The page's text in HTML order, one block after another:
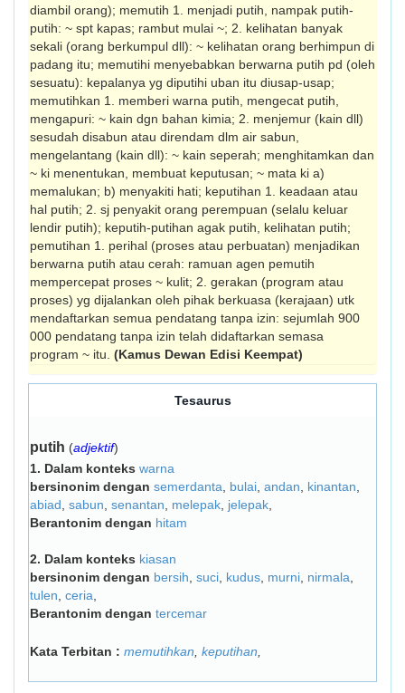
diambil orang); memutih 1. menjadi putih, nampak putih­
putih: ~ spt kapas; rambut mulai ~; 2. kelihatan banyak
sekali (orang berkumpul dll): ~ kelihatan orang berhimpun di
padang itu; memutihi menyebabkan berwarna putih pd (oleh
sesuatu): kepalanya yg diputihi uban itu diusap-usap;
memutihkan 1. memberi warna putih, mengecat putih,
mengapuri: ~ kain dgn bahan kimia; 2. menjemur (kain dll)
sesudah disabun atau direndam dlm air sabun,
mengelantang (kain dll): ~ kain seperah; menghitamkan dan
~ ki menentukan, mem­buat keputusan; ~ mata ki a)
memalukan; b) menyakiti hati; keputihan 1. keadaan atau
hal putih; 2. sj penyakit orang perempuan (selalu keluar
lendir putih); keputih-putihan agak putih, kelihatan putih;
pemutihan 1. perihal (proses atau perbuat­an) menjadikan
berwarna putih atau cerah: ramuan agen pemutih
mempercepat proses ~ kulit; 2. gerakan (program atau
proses) yg dijalankan oleh pihak berkuasa (kerajaan) utk
mendaftarkan semua pendatang tanpa izin: sejumlah 900
000 pendatang tanpa izin telah didaftarkan semasa
program ~ itu. (Kamus Dewan Edisi Keempat)
Tesaurus
putih (adjektif)
1. Dalam konteks warna
bersinonim dengan semerdanta bulai andan kinantan
abiad sabun senantan melepak jelepak
Berantonim dengan hitam
2. Dalam konteks kiasan
bersinonim dengan bersih suci kudus murni nirmala
tulen ceria
Berantonim dengan tercemar
Kata Terbitan : memutihkan keputihan